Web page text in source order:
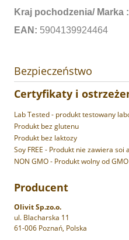
Kraj pochodzenia/ Marka :
EAN: 5904139924464
Bezpieczeństwo
Certyfikaty i
Lab Tested - produkt testowany
Produkt bez glutenu
Produkt bez laktozy
Soy FREE - Produkt nie zawiera soi
NON GMO - Produkt wolny od GMO
Producent
Olivit Sp.zo.o.
ul. Blacharska 11
61-006 Poznań, Polska